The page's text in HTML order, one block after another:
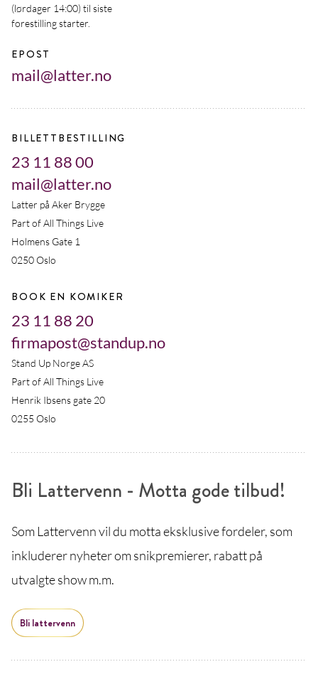
(lørdager 14:00) til siste
forestilling starter.
EPOST
mail@latter.no
BILLETTBESTILLING
23 11 88 00
mail@latter.no
Latter på Aker Brygge
Part of All Things Live
Holmens Gate 1
0250 Oslo
BOOK EN KOMIKER
23 11 88 20
firmapost@standup.no
Stand Up Norge AS
Part of All Things Live
Henrik Ibsens gate 20
0255 Oslo
Bli Lattervenn - Motta gode tilbud!
Som Lattervenn vil du motta eksklusive fordeler, som
inkluderer nyheter om snikpremierer, rabatt på
utvalgte show m.m.
Bli lattervenn